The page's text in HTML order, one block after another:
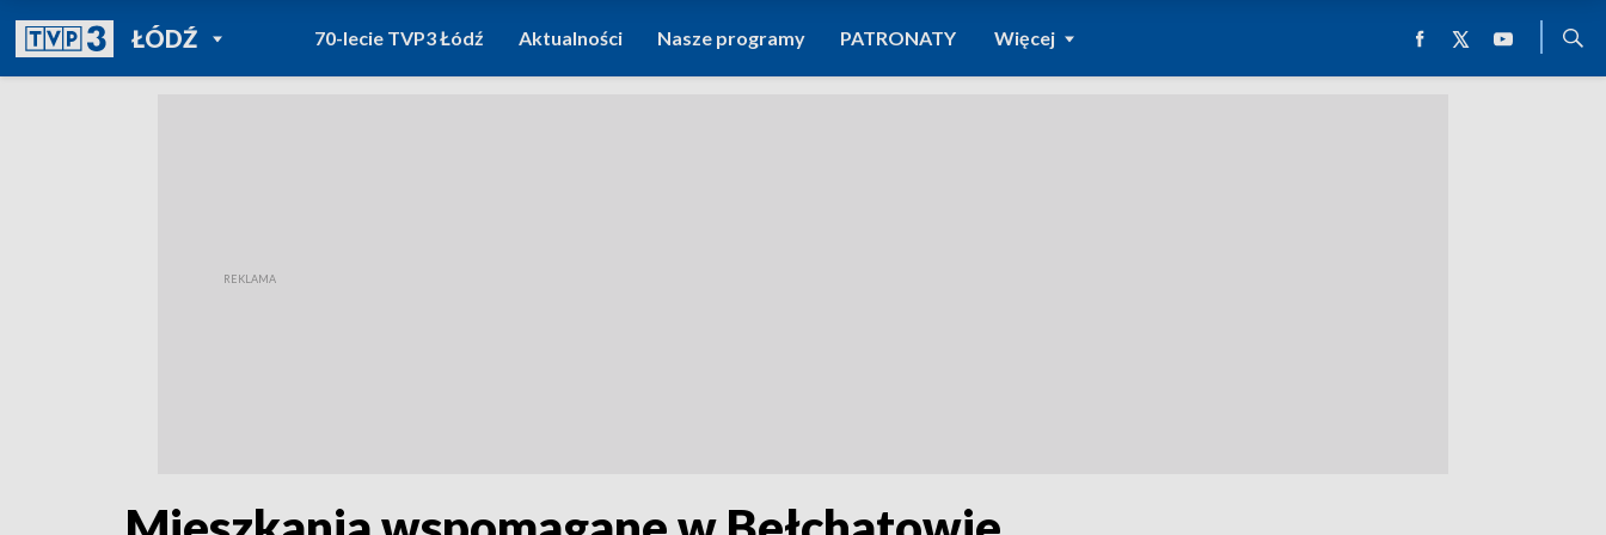
ŁÓDŹPOWRÓT DO
TVP REGIONY
70-lecie TVP3 Łódź Aktualności Nasze programy PATRONATY Więcej